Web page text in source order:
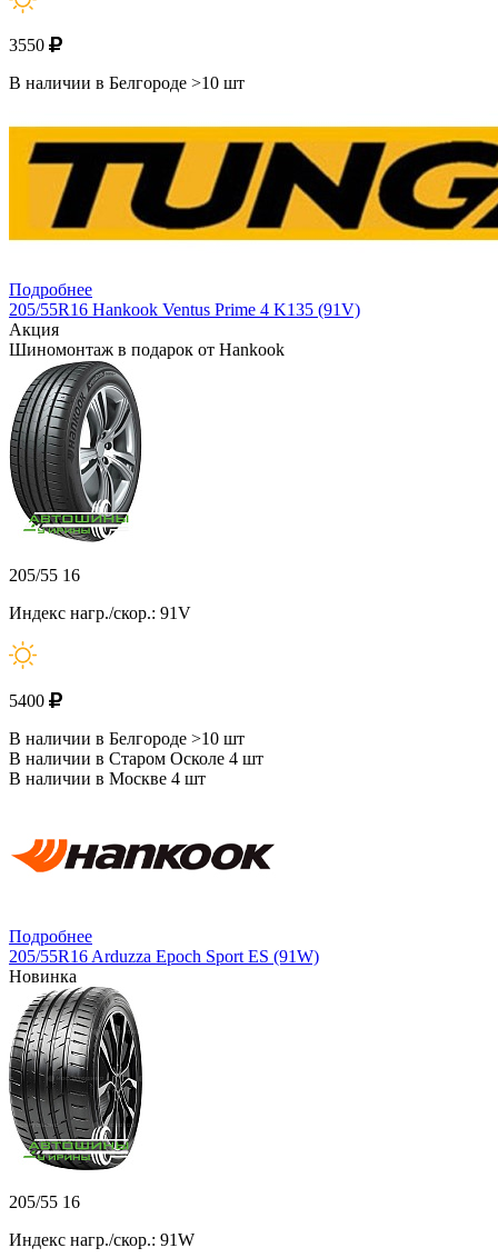
3550
В наличии в Белгороде >10 шт
Подробнее
205/55R16 Hankook Ventus Prime 4 K135 (91V)
Акция
Шиномонтаж в подарок от Hankook
205/55 16
Индекс нагр./скор.: 91V
5400
В наличии в Белгороде >10 шт
В наличии в Старом Осколе 4 шт
В наличии в Москве 4 шт
Подробнее
205/55R16 Arduzza Epoch Sport ES (91W)
Новинка
205/55 16
Индекс нагр./скор.: 91W